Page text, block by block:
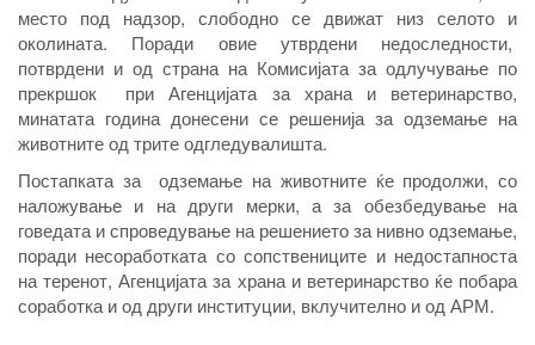
место под надзор, слободно се движат низ селото и
околината. Поради овие утврдени недоследности,
потврдени и од страна на Комисијата за одлучување по
прекршок при Агенцијата за храна и ветеринарство,
минатата година донесени се решенија за одземање на
животните од трите одгледувалишта.
Постапката за одземање на животните ќе продолжи, со
наложување и на други мерки, а за обезбедување на
говедата и спроведување на решението за нивно одземање,
поради несоработката со сопствениците и недостапноста
на теренот, Агенцијата за храна и ветеринарство ќе побара
соработка и од други институции, вклучително и од АРМ.